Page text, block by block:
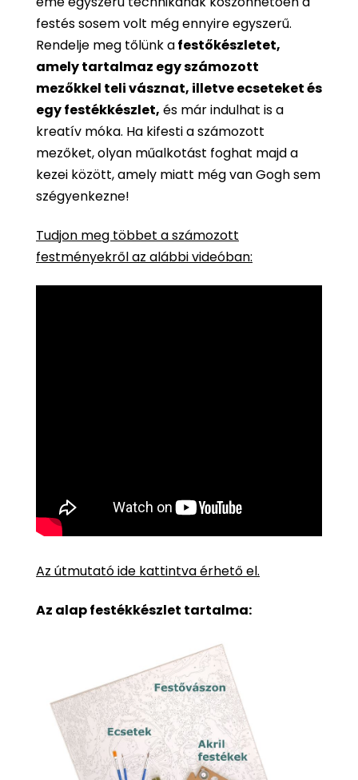
festés sosem volt még ennyire egyszerű.
Rendelje meg tőlünk afestőkészletet,
amely tartalmaz egy számozott
mezőkkel teli vásznat, illetve ecseteket és
egy festékkészlet, és már indulhat is a
kreatív móka. Ha kifesti a számozott
mezőket, olyan műalkotást foghat majd a
kezei között, amely miatt még van Gogh sem
szégyenkezne!
Tudjon meg többet a számozott
festményekről az alábbi videóban:
Az útmutató ide kattintva érhető el.
Az alap festékkészlet tartalma: